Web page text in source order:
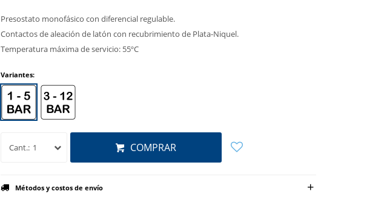
Presostato monofásico con diferencial regulable.
Contactos de aleación de latón con recubrimiento de Plata-Niquel.
Temperatura máxima de servicio: 55ºC
Variantes:
1 COMPRAR
Métodos y costos de envío